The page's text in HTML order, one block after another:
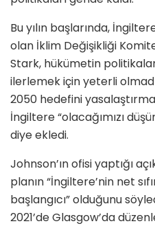
Bu yılın başlarında,
olan İklim Değişikliği
Stark, hükümetin
ilerlemek için yeterli
2050 hedefini
İngiltere “olacağımızı
diye ekledi.
Johnson’ın ofisi yaptığı
planın “İngiltere’nin net
başlangıcı” olduğunu
2021’de Glasgow’da